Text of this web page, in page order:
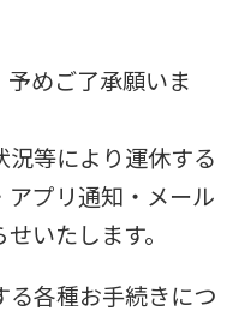
めご了承願いま
等により運休する
プリ通知・メール
いたします。
る各種お手続きにつ